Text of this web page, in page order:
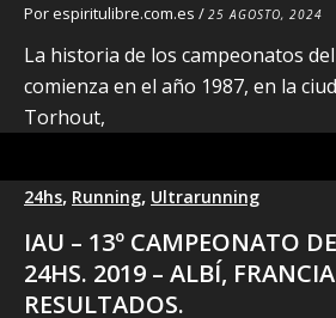
Porespiritulibre.com.es / 25 AGOSTO, 2024
La historia de los campeonatos
comienza en el año 1987, en la
Torhout,
24hs, Running, Ultrarunning
IAU – 13º CAMPEONATO
24HS. 2019 – ALBÍ,
RESULTADOS.